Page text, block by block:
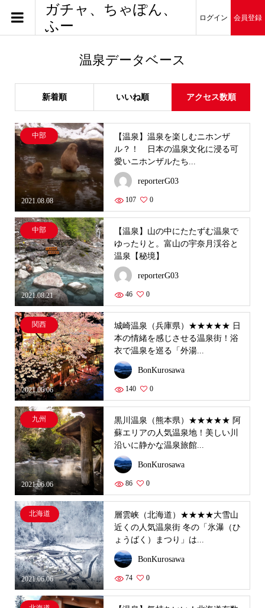
ガチャ、ちゃぽん、
ふー
ログイン 会員登録
温泉データベース
新着順 いいね順 アクセス数順
2021.08.08
中部
【温泉】温泉を楽しむニホンザ
ル？！ 日本の温泉文化に浸る可
愛いニホンザルたち...
reporterG03
107 0
2021.08.21
中部
【温泉】山の中にたたずむ温泉で
ゆったりと。富山の宇奈月渓谷と
温泉【秘境】
reporterG03
46 0
2021.06.06
関西
城崎温泉（兵庫県）★★★★★ 日
本の情緒を感じさせる温泉街！浴
衣で温泉を巡る「外湯...
BonKurosawa
140 0
2021.06.06
九州
黒川温泉（熊本県）★★★★★ 阿
蘇エリアの人気温泉地！美しい川
沿いに静かな温泉旅館...
BonKurosawa
86 0
2021.06.06
北海道
層雲峡（北海道）★★★★大雪山
近くの人気温泉街 冬の「氷瀑（ひ
ょうばく）まつり」は...
BonKurosawa
74 0